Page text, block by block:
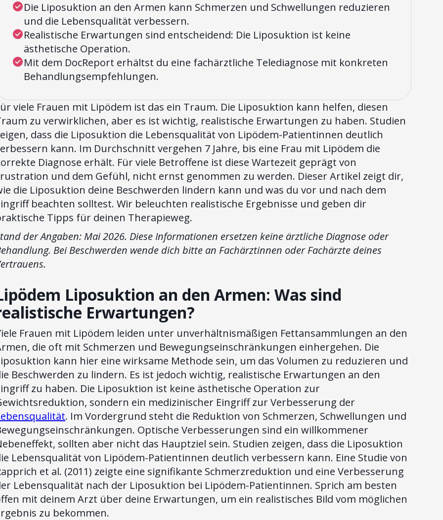
Die Liposuktion an den Armen kann Schmerzen und Schwellungen reduzieren
und die Lebensqualität verbessern.
Realistische Erwartungen sind entscheidend: Die Liposuktion ist keine
ästhetische Operation.
Mit dem DocReport erhältst du eine fachärztliche Telediagnose mit konkreten
Behandlungsempfehlungen.
viele Frauen mit Lipödem ist das ein Traum. Die Liposuktion kann helfen, diesen
zu verwirklichen, aber es ist wichtig, realistische Erwartungen zu haben. Studien
dass die Liposuktion die Lebensqualität von Lipödem-Patientinnen deutlich
kann. Im Durchschnitt vergehen 7 Jahre, bis eine Frau mit Lipödem die
Diagnose erhält. Für viele Betroffene ist diese Wartezeit geprägt von
und dem Gefühl, nicht ernst genommen zu werden. Dieser Artikel zeigt dir,
die Liposuktion deine Beschwerden lindern kann und was du vor und nach dem
beachten solltest. Wir beleuchten realistische Ergebnisse und geben dir
Tipps für deinen Therapieweg.
der Angaben: Mai 2026. Diese Informationen ersetzen keine ärztliche Diagnose oder
Bei Beschwerden wende dich bitte an Fachärztinnen oder Fachärzte deines
Liposuktion an den Armen: Was sind
Erwartungen?
Frauen mit Lipödem leiden unter unverhältnismäßigen Fettansammlungen an den
die oft mit Schmerzen und Bewegungseinschränkungen einhergehen. Die
kann hier eine wirksame Methode sein, um das Volumen zu reduzieren und
Beschwerden zu lindern. Es ist jedoch wichtig, realistische Erwartungen an den
zu haben. Die Liposuktion ist keine ästhetische Operation zur
sondern ein medizinischer Eingriff zur Verbesserung der
. Im Vordergrund steht die Reduktion von Schmerzen, Schwellungen und
Optische Verbesserungen sind ein willkommener
sollten aber nicht das Hauptziel sein. Studien zeigen, dass die Liposuktion
Lebensqualität von Lipödem-Patientinnen deutlich verbessern kann. Eine Studie von
et al. (2011) zeigte eine signifikante Schmerzreduktion und eine Verbesserung
Lebensqualität nach der Liposuktion bei Lipödem-Patientinnen. Sprich am besten
mit deinem Arzt über deine Erwartungen, um ein realistisches Bild vom möglichen
zu bekommen.